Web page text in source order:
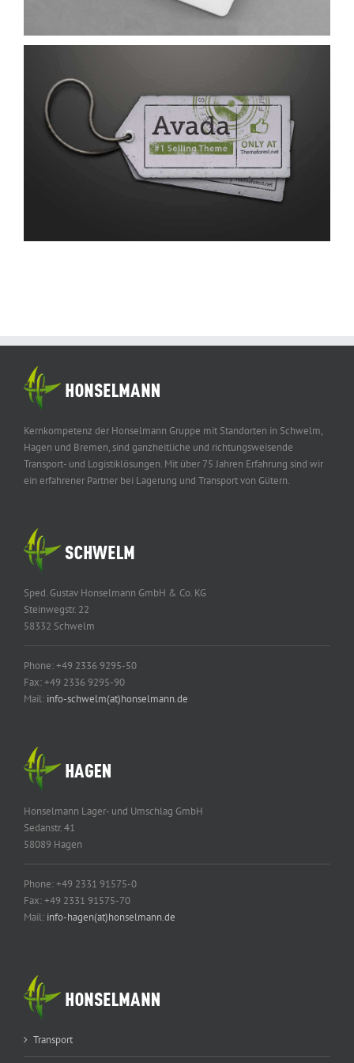
Kernkompetenz der Honselmann Gruppe mit Standorten in Schwelm,
Hagen und Bremen, sind ganzheitliche und richtungsweisende
Transport- und Logistiklösungen. Mit über 75 Jahren Erfahrung sind wir
ein erfahrener Partner bei Lagerung und Transport von Gütern.
Sped. Gustav Honselmann GmbH & Co. KG
Steinwegstr. 22
58332 Schwelm
Phone: +49 2336 9295-50
Fax: +49 2336 9295-90
Mail: info-schwelm(at)honselmann.de
Honselmann Lager- und Umschlag GmbH
Sedanstr. 41
58089 Hagen
Phone: +49 2331 91575-0
Fax: +49 2331 91575-70
Mail: info-hagen(at)honselmann.de
Transport